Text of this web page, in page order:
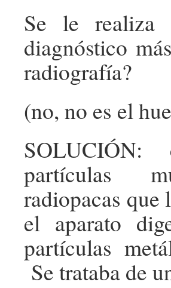
Se le realiza
diagnóstico
radiografía?
(no, no es el
SOLUCIÓN:
partículas
radiopacas que
el aparato
partículas
Se trataba de